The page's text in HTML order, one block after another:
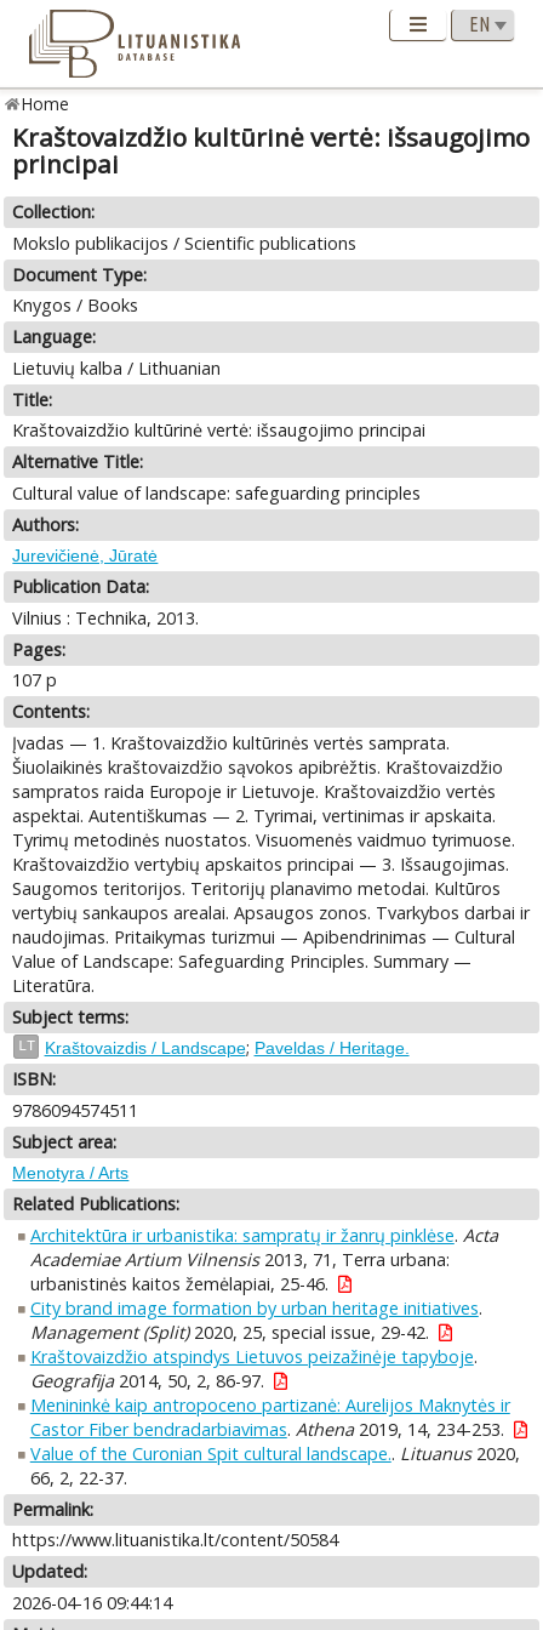
Home
Kraštovaizdžio kultūrinė vertė: išsaugojimo
principai
Collection:
Mokslo publikacijos / Scientific publications
Document Type:
Knygos / Books
Language:
Lietuvių kalba / Lithuanian
Title:
Kraštovaizdžio kultūrinė vertė: išsaugojimo principai
Alternative Title:
Cultural value of landscape: safeguarding principles
Authors:
Jurevičienė, Jūratė
Publication Data:
Vilnius : Technika, 2013.
Pages:
107 p
Contents:
Įvadas — 1. Kraštovaizdžio kultūrinės vertės samprata.
Šiuolaikinės kraštovaizdžio sąvokos apibrėžtis. Kraštovaizdžio
sampratos raida Europoje ir Lietuvoje. Kraštovaizdžio vertės
aspektai. Autentiškumas — 2. Tyrimai, vertinimas ir apskaita.
Tyrimų metodinės nuostatos. Visuomenės vaidmuo tyrimuose.
Kraštovaizdžio vertybių apskaitos principai — 3. Išsaugojimas.
Saugomos teritorijos. Teritorijų planavimo metodai. Kultūros
vertybių sankaupos arealai. Apsaugos zonos. Tvarkybos darbai ir
naudojimas. Pritaikymas turizmui — Apibendrinimas — Cultural
Value of Landscape: Safeguarding Principles. Summary —
Literatūra.
Subject terms:
LT Kraštovaizdis / Landscape; Paveldas / Heritage.
ISBN:
9786094574511
Subject area:
Menotyra / Arts
Related Publications:
Architektūra ir urbanistika: sampratų ir žanrų pinklėse. Acta
Academiae Artium Vilnensis2013, 71, Terra urbana:
urbanistinės kaitos žemėlapiai, 25-46.
City brand image formation by urban heritage initiatives.
Management (Split)2020, 25, special issue, 29-42.
Kraštovaizdžio atspindys Lietuvos peizažinėje tapyboje.
Geografija2014, 50, 2, 86-97.
Menininkė kaip antropoceno partizanė: Aurelijos Maknytės ir
Castor Fiber bendradarbiavimas. Athena2019, 14, 234-253.
Value of the Curonian Spit cultural landscape.. Lituanus2020,
66, 2, 22-37.
Permalink:
https://www.lituanistika.lt/content/50584
Updated:
2026-04-16 09:44:14